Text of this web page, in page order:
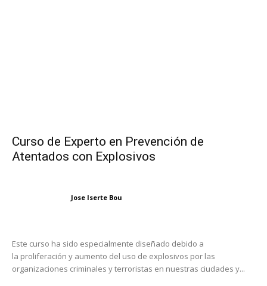
Curso de Experto en Prevención de
Atentados con Explosivos
Jose Iserte Bou
Este curso ha sido especialmente diseñado debido a
la proliferación y aumento del uso de explosivos por las
organizaciones criminales y terroristas en nuestras ciudades y...